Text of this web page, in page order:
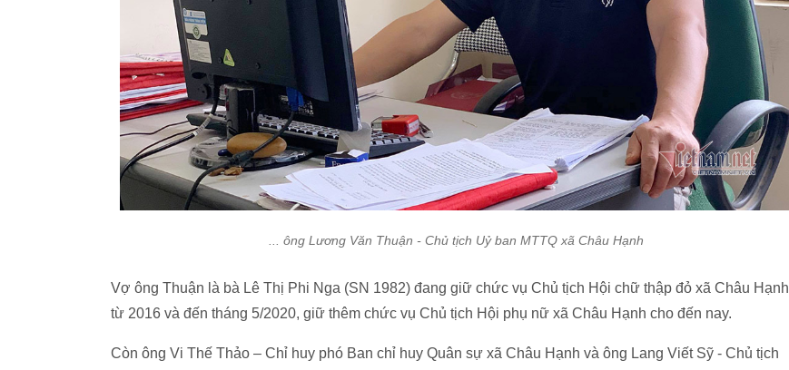
... ông Lương Văn Thuận - Chủ tịch Uỷ ban MTTQ xã Châu Hạnh
Vợ ông Thuận là bà Lê Thị Phi Nga (SN 1982) đang giữ chức vụ Chủ tịch Hội chữ thập đỏ xã Châu Hạnh
từ 2016 và đến tháng 5/2020, giữ thêm chức vụ Chủ tịch Hội phụ nữ xã Châu Hạnh cho đến nay.
Còn ông Vi Thế Thảo – Chỉ huy phó Ban chỉ huy Quân sự xã Châu Hạnh và ông Lang Viết Sỹ - Chủ tịch